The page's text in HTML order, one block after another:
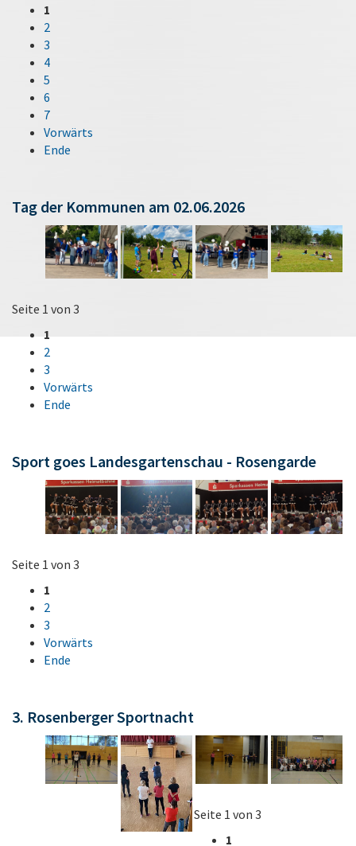
1
2
3
4
5
6
7
Vorwärts
Ende
Tag der Kommunen am 02.06.2026
Seite 1 von 3
1
2
3
Vorwärts
Ende
Sport goes Landesgartenschau - Rosengarde
Seite 1 von 3
1
2
3
Vorwärts
Ende
3. Rosenberger Sportnacht
Seite 1 von 3
1